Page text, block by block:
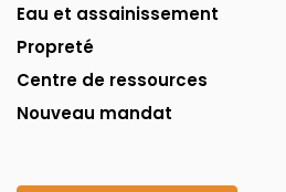
Eau et assainissement
Propreté
Centre de ressources
Nouveau mandat